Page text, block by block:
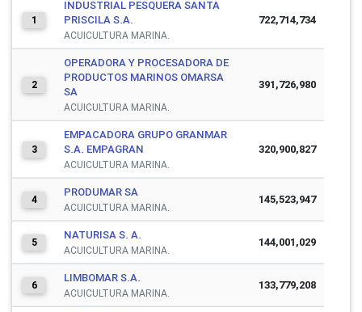
1
INDUSTRIAL PESQUERA SANTA
PRISCILA S.A.
ACUICULTURA MARINA.
722,714,734
2
OPERADORA Y PROCESADORA DE
PRODUCTOS MARINOS OMARSA
SA
ACUICULTURA MARINA.
391,726,980
3
EMPACADORA GRUPO GRANMAR
S.A. EMPAGRAN
ACUICULTURA MARINA.
320,900,827
4
PRODUMAR SA
ACUICULTURA MARINA.
145,523,947
5
NATURISA S. A.
ACUICULTURA MARINA.
144,001,029
6
LIMBOMAR S.A.
ACUICULTURA MARINA.
133,779,208